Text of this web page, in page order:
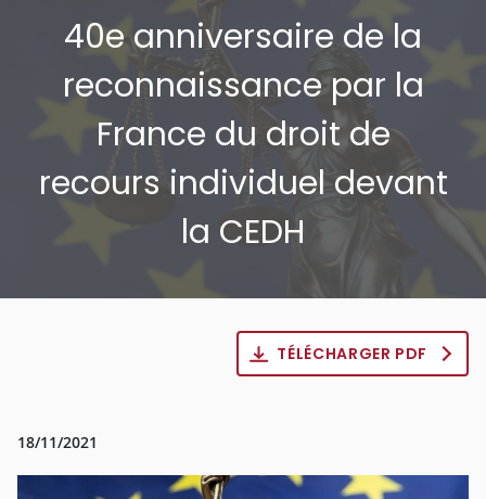
40e anniversaire de la
reconnaissance par la
France du droit de
recours individuel devant
la CEDH
TÉLÉCHARGER PDF
18/11/2021